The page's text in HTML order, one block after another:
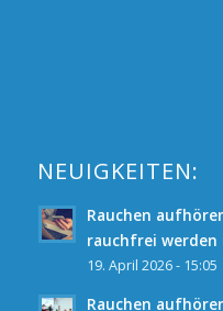
NEUIGKEITEN:
Rauchen
rauchfrei werden
19. April 2026 - 15:05
Rauchen